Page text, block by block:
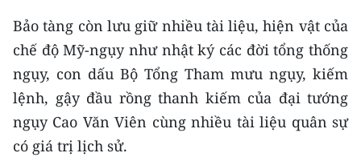
Chuyên trang TP. Hồ Chí Minh
CHUYÊN ĐỀ
CÁC CHUYÊN TRANG
Bảo tàng còn lưu giữ nhiều tài liệu, hiện vật của
chế độ Mỹ-ngụy như nhật ký các đời tổng thống
ngụy, con dấu Bộ Tổng Tham mưu ngụy, kiếm
lệnh, gậy đầu rồng thanh kiếm của đại tướng
ngụy Cao Văn Viên cùng nhiều tài liệu quân sự
có giá trị lịch sử.